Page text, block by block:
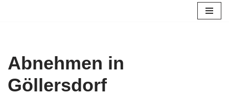
Abnehmen in
Göllersdorf